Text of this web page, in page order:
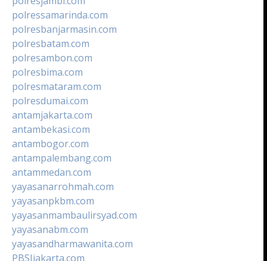
polressamarinda.com
polresbanjarmasin.com
polresbatam.com
polresambon.com
polresbima.com
polresmataram.com
polresdumai.com
antamjakarta.com
antambekasi.com
antambogor.com
antampalembang.com
antammedan.com
yayasanarrohmah.com
yayasanpkbm.com
yayasanmambaulirsyad.com
yayasanabm.com
yayasandharmawanita.com
PBSIjakarta.com